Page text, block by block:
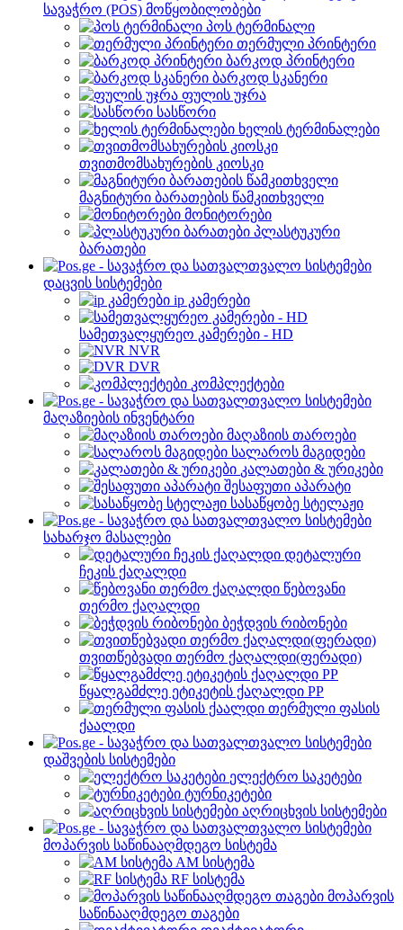
სავაჭრო (POS) მოწყობილობები
პოს ტერმინალი
თერმული პრინტერი
ბარკოდ პრინტერი
ბარკოდ სკანერი
ფულის უჯრა
სასწორი
ხელის ტერმინალები
თვითმომსახურების კიოსკი
მაგნიტური ბარათების წამკითხველი
მონიტორები
პლასტუკური
ბარათები
დაცვის სისტემები
ip კამერები
სამეთვალყურეო კამერები - HD
NVR
DVR
კომპლექტები
მაღაზიების ინვენტარი
მაღაზიის თაროები
სალაროს მაგიდები
კალათები & ურიკები
შესაფუთი აპარატი
სასაწყობე სტელაჟი
სახარჯო მასალები
დეტალური
ჩეკის ქაღალდი
წებოვანი
თერმო ქაღალდი
ბეჭდვის რიბონები
თვითწებვადი თერმო ქაღალდი(ფერადი)
წყალგამძლე ეტიკეტის ქაღალდი PP
თერმული ფასის
ქაალდი
დაშვების სისტემები
ელექტრო საკეტები
ტურნიკეტები
აღრიცხვის სისტემები
მოპარვის საწინააღმდეგო სისტემა
AM სისტემა
RF სისტემა
მოპარვის
საწინააღმდეგო თაგები